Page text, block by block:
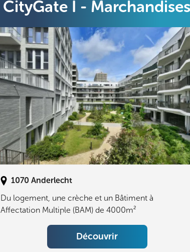
CityGate I - Marchandises
1070 Anderlecht
Du logement, une crèche et un Bâtiment à
Affectation Multiple (BAM) de 4000m²
Découvrir